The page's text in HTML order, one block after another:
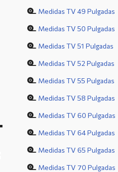
Medidas TV 49 Pulgadas
Medidas TV 50 Pulgadas
Medidas TV 51 Pulgadas
Medidas TV 52 Pulgadas
Medidas TV 55 Pulgadas
Medidas TV 58 Pulgadas
Medidas TV 60 Pulgadas
Medidas TV 64 Pulgadas
Medidas TV 65 Pulgadas
Medidas TV 70 Pulgadas